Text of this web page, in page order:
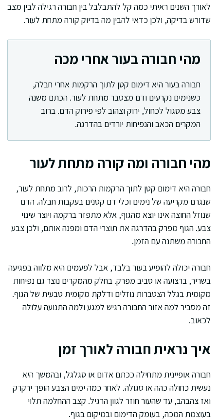
לאורך השנים ראיתי כמה קל להתבלבל בין חבורה רגילה לבין מצב
שדורש בדיקה, ולכן כדאי להבין מה בדיוק קורה מתחת לעור.
מהי חבורה בעור אחרי מכה
חבורה בעור היא דימום קטן לתוך הרקמות אחרי חבלה,
כשנימים נקרעים ודם מצטבר מתחת לעור. הכתם משנה
צבע מסגול לכחול, ירוק וצהוב לפי פירוק הדם. ברוב
המקרים הכאב והנפיחות יורדים בהדרגה.
מהי חבורה ומה קורה מתחת לעור
חבורה היא דימום קטן לתוך הרקמות הרכות, לרוב מתחת לעור,
שנגרם מקריעה של נימים וכלי דם קטנים בעקבות חבלה. הדם
שנוזל החוצה אינו יוצא מהגוף, אלא מתפזר ברקמה ויוצר שינוי
צבע. הגוף מפרק בהדרגה את תוצרי הדם ומפנה אותם, ולכן צבע
החבורה משתנה עם הזמן.
חבורה יכולה להופיע בעור בלבד, אבל לפעמים היא מלווה בפגיעה
בשריר, ברצועה או סביב מפרק. בחלק מהמקרים נוצר גם נפיחות
מקומית בגלל הצטברות נוזלים ודלקת מקומית טבעית של הגוף.
זה מסביר למה אזור החבורה רגיש למגע ולמה התנועה עלולה
לכאוב.
איך נראית חבורה לאורך זמן
חבורה אופיינית מתחילה ככתם אדום או סגלגל, ובהמשך היא
נעשית כחולה כהה או סגולה. לאחר כמה ימים הצבע הופך ירקרק
ואז צהבהב, עד שהעור חוזר לגוון הרגיל. קצב ההחלמה תלוי
בעוצמת המכה, בעומק הדימום ובמיקום בגוף.